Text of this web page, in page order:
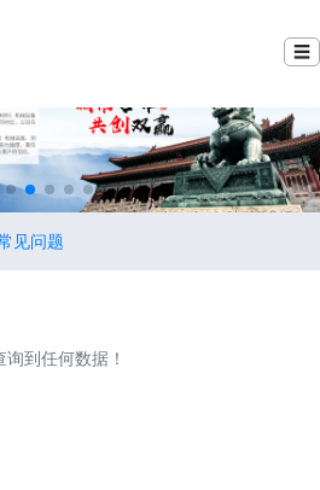
☰
见问题
询到任何数据！